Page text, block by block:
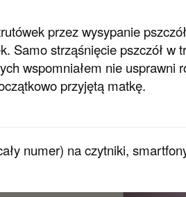
przez wysypanie
Samo strząśnięcie pszczół w
wspomniałem nie usprawni
przyjętą matkę.
numer) na czytniki,